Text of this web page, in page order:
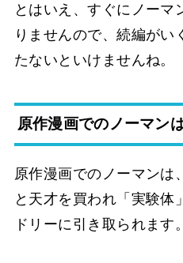
とはいえ、すぐにノーマ
りませんので、続編がい
たないといけませんね。
原作漫画でのノーマン
原作漫画でのノーマンは
と天才を買われ「実験体
ドリーに引き取られます。